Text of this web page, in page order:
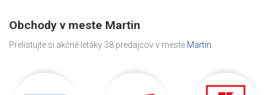
Obchody v meste Martin
Prelistujte si akčné letáky 38 predajcov v meste Martin